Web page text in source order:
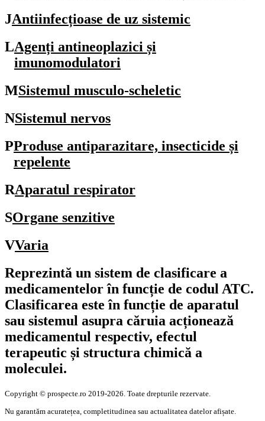
JAntiinfecțioase de uz sistemic
LAgenți antineoplazici și
imunomodulatori
MSistemul musculo-scheletic
NSistemul nervos
PProduse antiparazitare, insecticide și
repelente
RAparatul respirator
SOrgane senzitive
VVaria
Reprezintă un sistem de clasificare a
medicamentelor în funcție de codul ATC.
Clasificarea este în funcție de aparatul
sau sistemul asupra căruia acționează
medicamentul respectiv, efectul
terapeutic și structura chimică a
moleculei.
Copyright © prospecte.ro 2019-2026. Toate drepturile rezervate.
Nu garantăm acuratețea, completitudinea sau actualitatea datelor afișate.